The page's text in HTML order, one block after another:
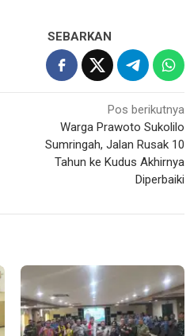
SEBARKAN
Pos berikutnya
Warga Prawoto Sukolilo
Sumringah, Jalan Rusak 10
Tahun ke Kudus Akhirnya
Diperbaiki